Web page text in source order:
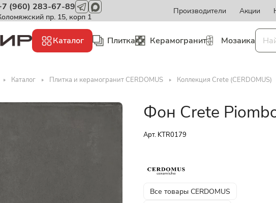
(960) 283-67-89
пр. 15, корп 1
Производители Акции
Каталог Плитка Керамогранит Мозаика
Каталог Плитка и керамогранит CERDOMUS Коллекция Crete (CERDOMUS)
Фон Crete
Арт. KTR0179
Все товары CERDOMUS